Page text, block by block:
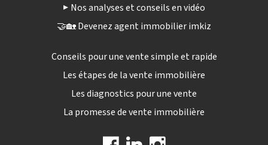
▶️ Nos analyses et conseils en vidéo
🤝🏡 Devenez agent immobilier imkiz
Conseils pour une vente simple et rapide
Les étapes de la vente immobilière
Les diagnostics pour une vente
La promesse de vente immobilière